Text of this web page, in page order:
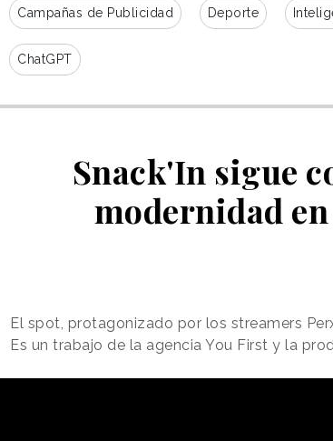
Campañas de Publicidad Deporte
ChatGPT
Snack'In sigue
modernidad
El spot, protagonizado por los streamers
Es un trabajo de la agencia You First y la